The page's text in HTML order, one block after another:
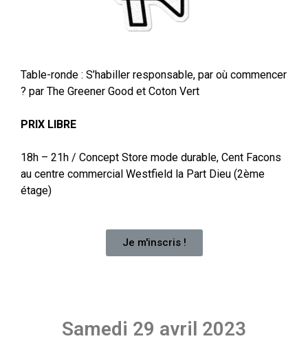
Table-ronde : S’habiller responsable, par où commencer
? par The Greener Good et Coton Vert
PRIX LIBRE
18h – 21h / Concept Store mode durable, Cent Facons
au centre commercial Westfield la Part Dieu (2ème
étage)
Je m'inscris !
Samedi 29 avril 2023